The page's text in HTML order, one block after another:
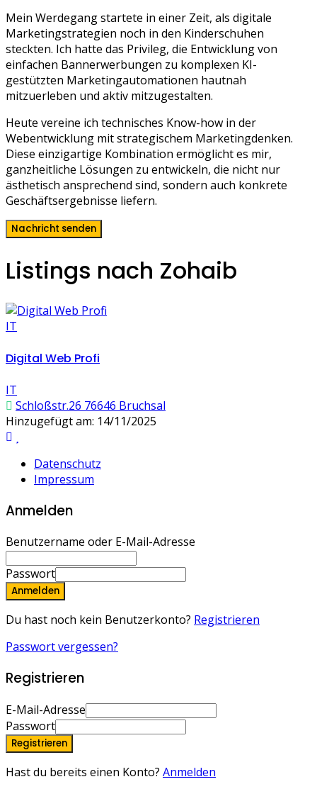
Mein Werdegang startete in einer Zeit, als digitale
Marketingstrategien noch in den Kinderschuhen
steckten. Ich hatte das Privileg, die Entwicklung von
einfachen Bannerwerbungen zu komplexen KI-
gestützten Marketingautomationen hautnah
mitzuerleben und aktiv mitzugestalten.
Heute vereine ich technisches Know-how in der
Webentwicklung mit strategischem Marketingdenken.
Diese einzigartige Kombination ermöglicht es mir,
ganzheitliche Lösungen zu entwickeln, die nicht nur
ästhetisch ansprechend sind, sondern auch konkrete
Geschäftsergebnisse liefern.
Nachricht senden
Listings nach Zohaib
IT
Digital Web Profi
IT
Schloßstr.26 76646 Bruchsal
Hinzugefügt am: 14/11/2025
Datenschutz
Impressum
Anmelden
Benutzername oder E-Mail-Adresse
Passwort
Anmelden
Du hast noch kein Benutzerkonto? Registrieren
Passwort vergessen?
Registrieren
E-Mail-Adresse
Passwort
Registrieren
Hast du bereits einen Konto? Anmelden